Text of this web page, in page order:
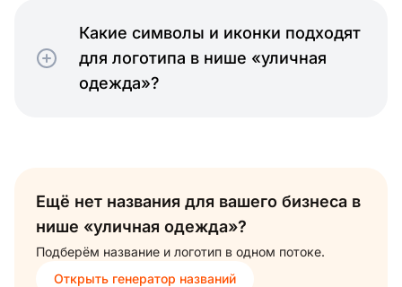
Какие символы и иконки подходят
для логотипа в нише «уличная
одежда»?
Ещё нет названия для вашего бизнеса в
нише «уличная одежда»?
Подберём название и логотип в одном потоке.
Открыть генератор названий